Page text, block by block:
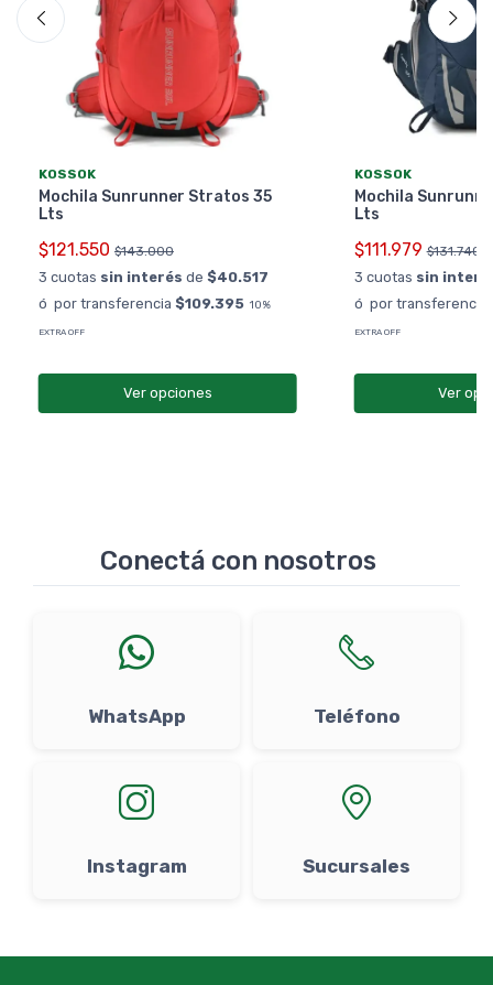
KOSSOK
Mochila Sunrunner Stratos 35
Lts
$121.550 $143.000
3 cuotas sin interés de $40.517
ó por transferencia $109.395 10%
EXTRA OFF
Ver opciones
KOSSOK
Mochila
Lts
$111.979 $131.740
3 cuotas sin
ó por transferencia
EXTRA OFF
Ver
Conectá con nosotros
WhatsApp Teléfono
Instagram Sucursales